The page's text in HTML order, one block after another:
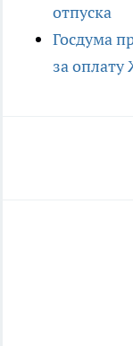
отпуска
Госдума
за